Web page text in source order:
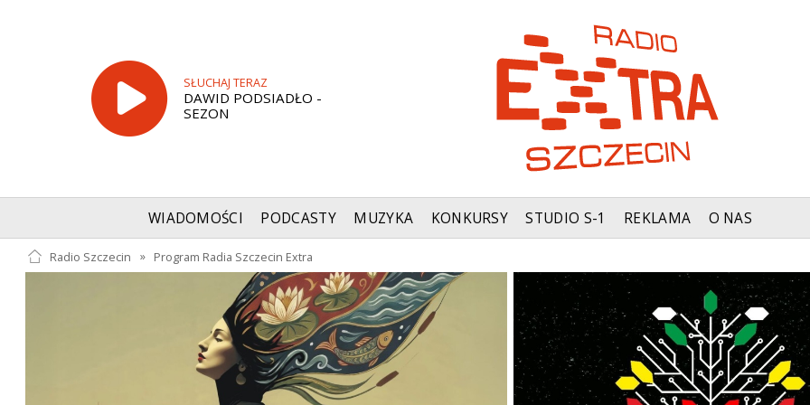
SŁUCHAJ TERAZ
DAWID PODSIADŁO -
SEZON
WIADOMOŚCI PODCASTY MUZYKA KONKURSY STUDIO S-1 REKLAMA O NAS
Radio Szczecin » Program Radia Szczecin Extra